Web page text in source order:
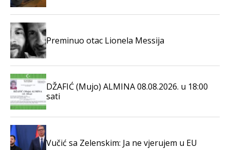
Preminuo otac Lionela Messija
DŽAFIĆ (Mujo) ALMINA 08.08.2026. u 18:00
sati
Vučić sa Zelenskim: Ja ne vjerujem u EU